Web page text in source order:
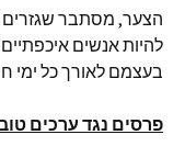
הצער, מסתבר שגזרים
להיות אנשים
בעצמם לאורך כל ימי
פרסים נגד ערכים